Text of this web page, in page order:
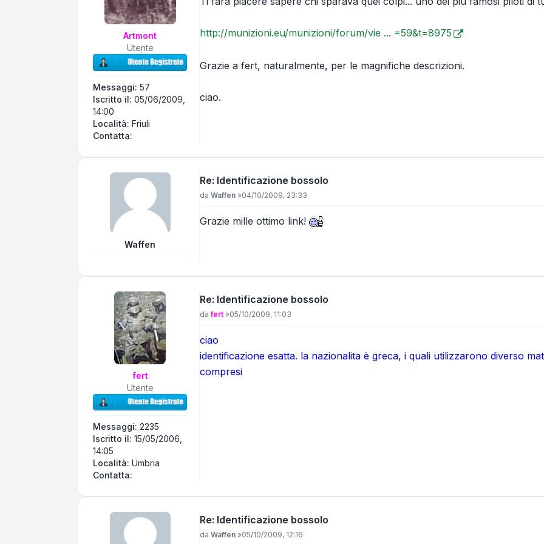
Artmont
Utente
Messaggi: 57
Iscritto il: 05/06/2009,
14:00
Località: Friuli
Contatta:
http://munizioni.eu/munizioni/forum/vie ... =59&t=8975
Grazie a fert, naturalmente, per le magnifiche descrizioni.
ciao.
Waffen
Re: Identificazione bossolo
Messaggio
da Waffen »04/10/2009, 23:33
Grazie mille ottimo link!
fert
Utente
Messaggi: 2235
Iscritto il: 15/05/2006,
14:05
Località: Umbria
Contatta:
Re: Identificazione bossolo
Messaggio
dafert »05/10/2009, 11:03
ciao
identificazione esatta. la nazionalita è greca, i quali utilizzarono diverso
compresi
Re: Identificazione bossolo
Messaggio
da Waffen »05/10/2009, 12:16